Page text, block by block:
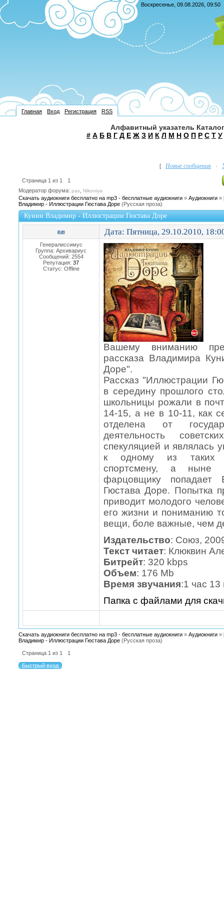
Воскресенье, 09.08.2026, 09:50
Главная Вход Регистрация RSS
Алфавитный указатель
# А Б В Г Д Е Ж З И К Л М Н О П Р С Т У
[ Новые сообщения ·
Страница 1 из 1
1
Модератор форума: pas Nikoniya
Скачать аудиокниги бесплатно на mp3 - бесплатные аудиокниги » Аудиокниги »
Владимир - Иллюстрации Гюстава Доре (Русская проза)
Кунин Владимир - Иллюстрации Гюстава Доре
pas Дата: Пятница, 29.10.2010,
Генералиссимус
Группа: Архивариус
Сообщений: 2554
Репутация: 37
Статус: Offline
Вашему вниманию
рассказа Владимира
Доре".
Рассказ "Иллюстрации
в середину прошлого
школьницы рожали в
14-15, а не в 10-11, как
отделена от
деятельность
спекуляцией и являлась
к одному из таких
спортсмену, а ныне
фарцовщику попадает
Гюстава Доре. Попытка
приводит молодого
его жизни и пониманию
вещи, боле важные, чем
Издательство: Союз,
Текст читает: Клюквин
Битрейт: 320 kbps
Объем: 176 Mb
Время звучания:1 час 13
Папка с файлами для
Скачать аудиокниги бесплатно на mp3 - бесплатные аудиокниги » Аудиокниги »
Владимир - Иллюстрации Гюстава Доре (Русская проза)
Страница 1 из 1 1